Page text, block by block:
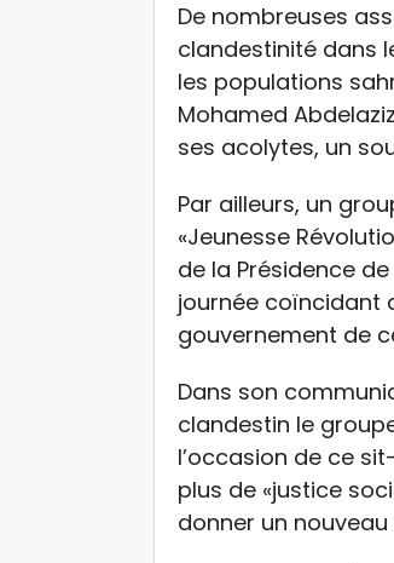
De nombreuses
clandestinité dans
les populations
Mohamed
ses acolytes, un
Par ailleurs, un
«Jeunesse
de la Présidence de
journée coïncidant
gouvernement de
Dans son
clandestin le
l’occasion de ce
plus de «justice
donner un